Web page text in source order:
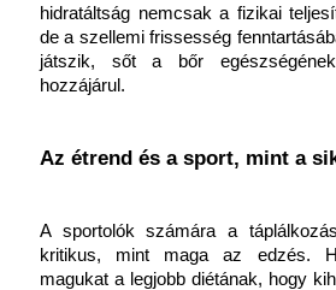
hidratáltság nemcsak a fizikai
de a szellemi frissesség
játszik, sőt a bőr
hozzájárul.
Az étrend és a sport, mint a
A sportolók számára a
kritikus, mint maga az edzés.
magukat a legjobb diétának, hogy